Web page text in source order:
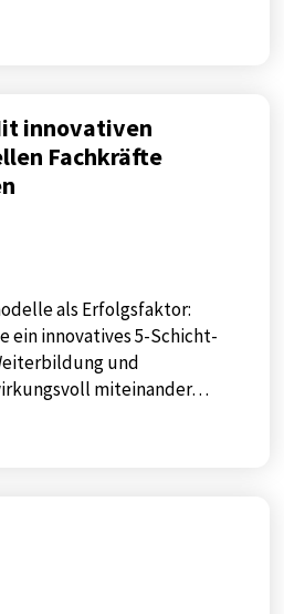
innovativen
Fachkräfte
als Erfolgsfaktor:
ein innovatives 5-Schicht-
und
miteinander…